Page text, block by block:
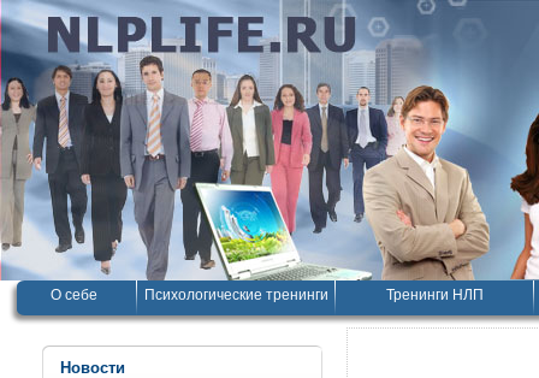
О себе Психологические тренинги Тренинги НЛП
Новости